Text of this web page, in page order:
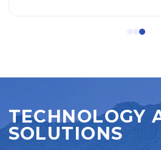
TECHNOLOGY
SOLUTIONS